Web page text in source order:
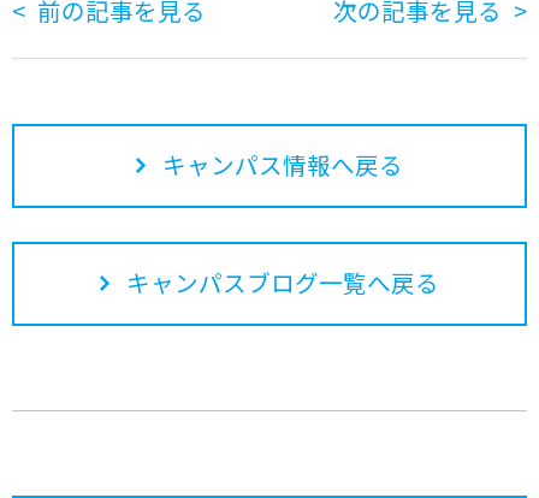
前の記事を見る 次の記事を見る
キャンパス情報へ戻る
キャンパスブログ一覧へ戻る